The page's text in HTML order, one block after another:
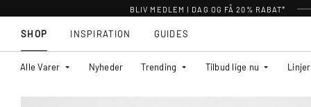
BLIV MEDLEM I DAG OG FÅ 20% RABAT*
SHOP
Alle Varer Nyheder Trending Tilbud lige nu Linjer
INSPIRATION GUIDES